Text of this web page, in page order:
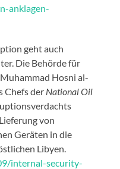
anklagen-
geht auch
Die Behörde für
Hosni al-
Chefs der National Oil
von
Geräten in die
Libyen.
internal-security-